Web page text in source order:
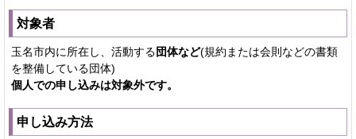
対象者
玉名市内に所在し、活動する団体など(規約または会則などの書類
を整備している団体)
個人での申し込みは対象外です。
申し込み方法